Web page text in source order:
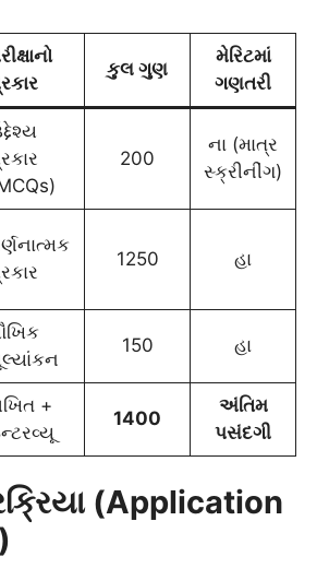
કુલ ગુણ
મેરિટમાં
ગણતરી
200
ના (માત્ર
સ્ક્રીનીંગ)
1250 હા
150 હા
+
1400
અંતિમ
પસંદગી
(Application